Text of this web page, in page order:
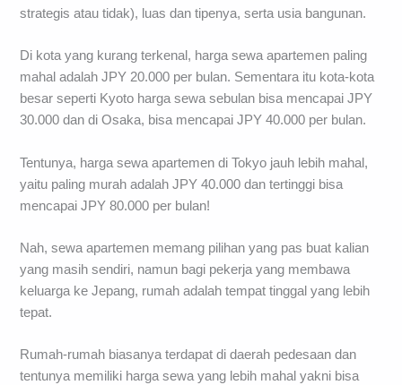
strategis atau tidak), luas dan tipenya, serta usia bangunan.
Di kota yang kurang terkenal, harga sewa apartemen paling
mahal adalah JPY 20.000 per bulan. Sementara itu kota-kota
besar seperti Kyoto harga sewa sebulan bisa mencapai JPY
30.000 dan di Osaka, bisa mencapai JPY 40.000 per bulan.
Tentunya, harga sewa apartemen di Tokyo jauh lebih mahal,
yaitu paling murah adalah JPY 40.000 dan tertinggi bisa
mencapai JPY 80.000 per bulan!
Nah, sewa apartemen memang pilihan yang pas buat kalian
yang masih sendiri, namun bagi pekerja yang membawa
keluarga ke Jepang, rumah adalah tempat tinggal yang lebih
tepat.
Rumah-rumah biasanya terdapat di daerah pedesaan dan
tentunya memiliki harga sewa yang lebih mahal yakni bisa